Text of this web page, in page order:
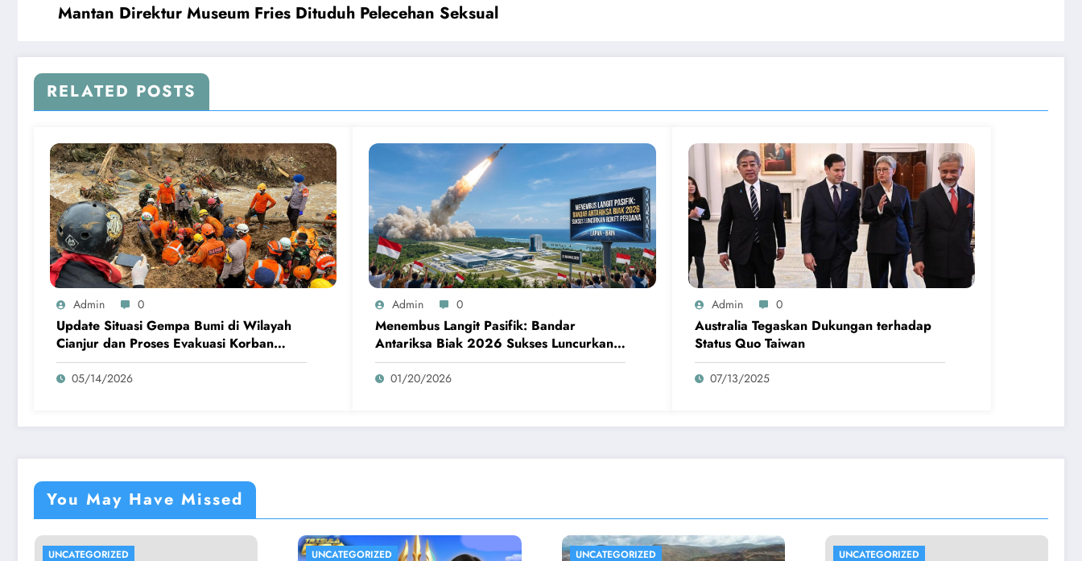
Mantan Direktur Museum Fries Dituduh Pelecehan Seksual
RELATED POSTS
Admin 0
Update Situasi Gempa Bumi di Wilayah
Cianjur dan Proses Evakuasi Korban
Terdampak
05/14/2026
Admin 0
Menembus Langit Pasifik: Bandar
Antariksa Biak 2026 Sukses Luncurkan
Roket Perdana
01/20/2026
Admin 0
Australia Tegaskan Dukungan terhadap
Status Quo Taiwan
07/13/2025
You May Have Missed
UNCATEGORIZED UNCATEGORIZED UNCATEGORIZED UNCATEGORIZED